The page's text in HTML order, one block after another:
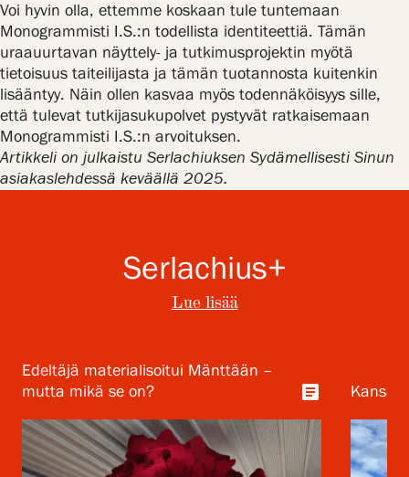
Voi hyvin olla, ettemme koskaan tule tuntemaan
Monogrammisti I.S.:n todellista identiteettiä. Tämän
uraauurtavan näyttely- ja tutkimusprojektin myötä
tietoisuus taiteilijasta ja tämän tuotannosta kuitenkin
lisääntyy. Näin ollen kasvaa myös todennäköisyys sille,
että tulevat tutkijasukupolvet pystyvät ratkaisemaan
Monogrammisti I.S.:n arvoituksen.
Artikkeli on julkaistu Serlachiuksen Sydämellisesti Sinun
asiakaslehdessä keväällä 2025.
Serlachius+
Lue lisää
Edeltäjä materialisoitui Mänttään –
mutta mikä se on?
article